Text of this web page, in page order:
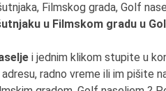
Filmskog grada, Golf
u Filmskom gradu u
i jednim klikom stupite u
radno vreme ili im pišite